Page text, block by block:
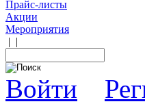
Прайс-листы
Акции
Мероприятия
| |
Войти